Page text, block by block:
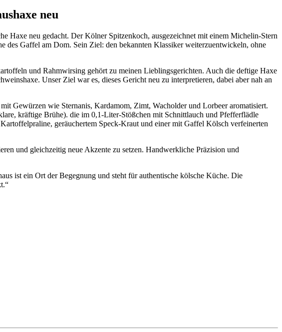
neu
Haxe neu gedacht. Der Kölner Spitzenkoch, ausgezeichnet mit einem Michelin-Stern
Gaffel am Dom. Sein Ziel: den bekannten Klassiker weiterzuentwickeln, ohne
und Rahmwirsing gehört zu meinen Lieblingsgerichten. Auch die deftige Haxe
Unser Ziel war es, dieses Gericht neu zu interpretieren, dabei aber nah an
Gewürzen wie Sternanis, Kardamom, Zimt, Wacholder und Lorbeer aromatisiert.
kräftige Brühe). die im 0,1-Liter-Stößchen mit Schnittlauch und Pfefferflädle
geräuchertem Speck-Kraut und einer mit Gaffel Kölsch verfeinerten
und gleichzeitig neue Akzente zu setzen. Handwerkliche Präzision und
ist ein Ort der Begegnung und steht für authentische kölsche Küche. Die